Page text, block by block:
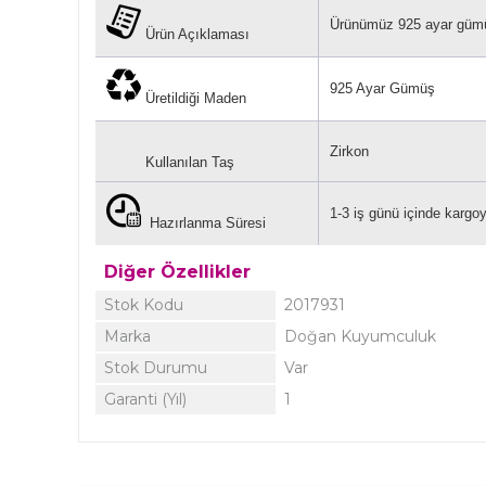
Ürün Açıklaması
Ürünümüz 925 ayar
Üretildiği Maden
925 Ayar Gümüş
Kullanılan Taş
Zirkon
Hazırlanma Süresi
1-3 iş günü içinde
Diğer Özellikler
Stok Kodu
2017931
Marka
Doğan Kuyumculuk
Stok Durumu
Var
Garanti (Yıl)
1